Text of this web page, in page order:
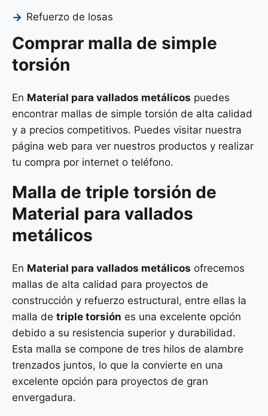
Refuerzo de losas
Comprar malla de simple
torsión
En Material para vallados metálicos puedes
encontrar mallas de simple torsión de alta calidad
y a precios competitivos. Puedes visitar nuestra
página web para ver nuestros productos y realizar
tu compra por internet o teléfono.
Malla de triple torsión de
Material para vallados
metálicos
En Material para vallados metálicos ofrecemos
mallas de alta calidad para proyectos de
construcción y refuerzo estructural, entre ellas la
malla de triple torsión es una excelente opción
debido a su resistencia superior y durabilidad.
Esta malla se compone de tres hilos de alambre
trenzados juntos, lo que la convierte en una
excelente opción para proyectos de gran
envergadura.